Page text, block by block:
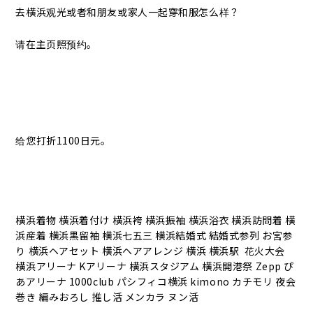
去横浜观光或者和朋友或家人一起穿和服怎么样？
请在主页照预约。
给您打折1100日元。
横浜着物 横浜着付け 横浜袴 横浜振袖 横浜浴衣 横浜訪問着 横
浜産着 横浜黒留袖 横浜七五三 横浜結婚式 結婚式参列 お宮参
り 横浜ヘアセット 横浜ヘアアレンジ 横浜 横浜駅 花火大会
横浜アリーナ Kアリーナ 横浜スタジアム 横浜開港祭 Zepp ぴ
あアリーナ 1000club パシフィコ横浜 kimono カチモリ 夜会
巻き 編みおろし 推し活 メンカラ ヌン活